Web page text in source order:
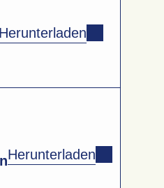
gefunden
Sie
suchen?
Herunterladen
Herunterladen